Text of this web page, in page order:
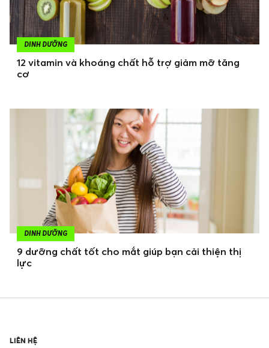
DINH DƯỠNG
12 vitamin và khoáng chất hỗ trợ giảm mỡ tăng
cơ
DINH DƯỠNG
9 dưỡng chất tốt cho mắt giúp bạn cải thiện thị
lực
LIÊN HỆ